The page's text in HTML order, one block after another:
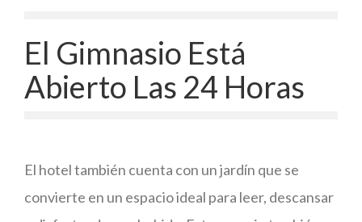
El Gimnasio Está
Abierto Las 24 Horas
El hotel también cuenta con un jardín que se
convierte en un espacio ideal para leer, descansar